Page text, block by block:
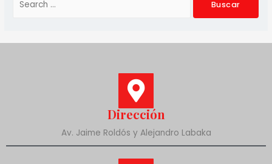
Dirección
Av. Jaime Roldós y Alejandro Labaka